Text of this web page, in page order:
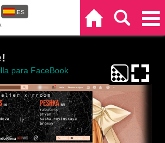
ES
para FaceBook